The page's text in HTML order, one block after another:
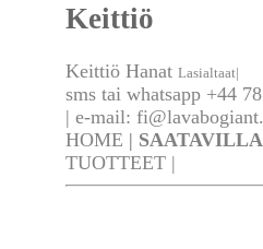
Keittiö
Keittiö Hanat Lasialtaat|
sms tai whatsapp +44
| e-mail:
HOME |
TUOTTEET |